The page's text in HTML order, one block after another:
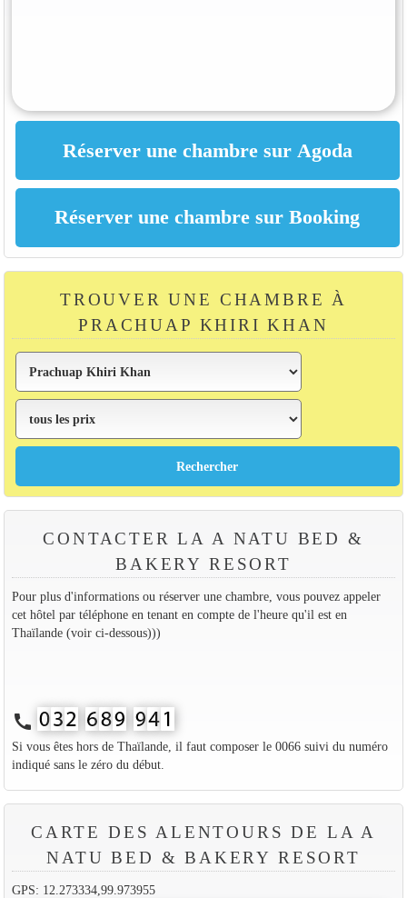
TROUVER UNE CHAMBRE À
PRACHUAP KHIRI KHAN
CONTACTER LA A NATU BED &
BAKERY RESORT
Pour plus d'informations ou réserver une chambre, vous pouvez appeler
cet hôtel par téléphone en tenant en compte de l'heure qu'il est en
Thaïlande (voir ci-dessous)))
call
Si vous êtes hors de Thaïlande, il faut composer le 0066 suivi du numéro
indiqué sans le zéro du début.
CARTE DES ALENTOURS DE LA A
NATU BED & BAKERY RESORT
GPS: 12.273334,99.973955